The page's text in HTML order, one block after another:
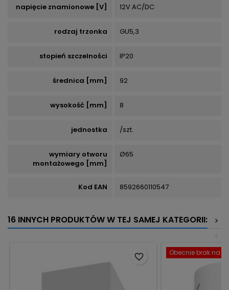
napięcie znamionowe [V] 12V AC/DC
rodzaj trzonka GU5,3
stopień szczelności IP20
średnica [mm] 92
wysokość [mm] 8
jednostka /szt.
wymiary otworu
montażowego [mm]
Ø65
Kod EAN 8592660110547
16 INNYCH PRODUKTÓW W TEJ SAMEJ KATEGORII:
>
<
favorite_border Obecnie brak na